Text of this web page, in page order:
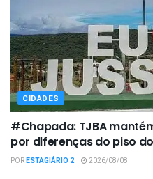
CIDADES
#Chapada: TJBA
por diferenças do piso
PORESTAGIÁRIO 2 2026/08/08